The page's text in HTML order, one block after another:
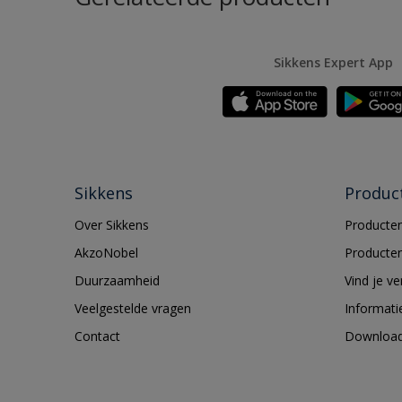
Sikkens Expert App
Sikkens
Over Sikkens
AkzoNobel
Duurzaamheid
Veelgestelde vragen
Contact
Vind je